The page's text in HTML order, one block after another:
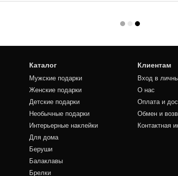
Каталог
Мужские подарки
Женские подарки
Детские подарки
Необычные подарки
Интерьерные наклейки
Для дома
Беруши
Балаклавы
Брелки
Клиентам
Вход в
О нас
Оплата и
Обмен и
Контактная